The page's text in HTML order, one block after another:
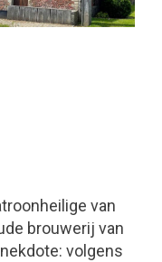
van
brouwerij van
volgens